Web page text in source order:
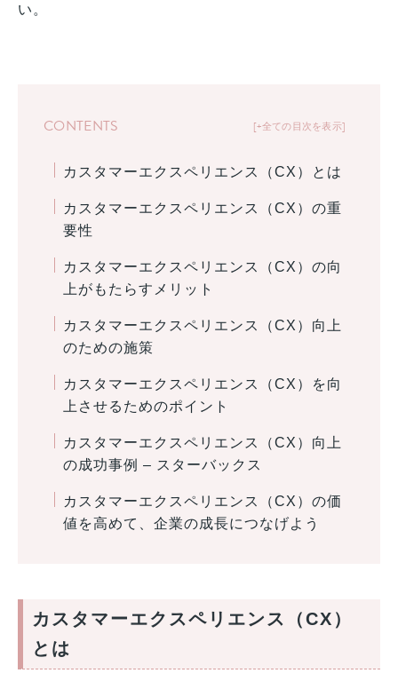
い。
+全ての目次を表示
CONTENTS
カスタマーエクスペリエンス（CX）とは
カスタマーエクスペリエンス（CX）の重
要性
カスタマーエクスペリエンス（CX）の向
上がもたらすメリット
カスタマーエクスペリエンス（CX）向上
のための施策
カスタマーエクスペリエンス（CX）を向
上させるためのポイント
カスタマーエクスペリエンス（CX）向上
の成功事例 – スターバックス
カスタマーエクスペリエンス（CX）の価
値を高めて、企業の成長につなげよう
カスタマーエクスペリエンス（CX）
とは